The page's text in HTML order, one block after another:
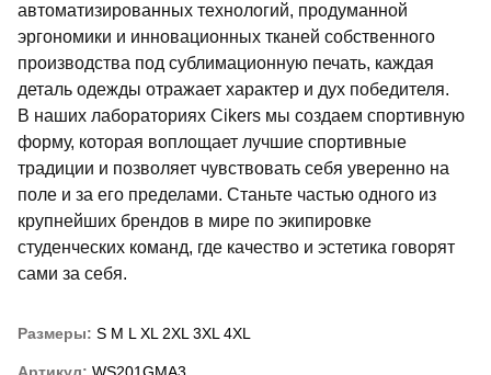
автоматизированных технологий, продуманной
эргономики и инновационных тканей собственного
производства под сублимационную печать, каждая
деталь одежды отражает характер и дух победителя.
В наших лабораториях Cikers мы создаем спортивную
форму, которая воплощает лучшие спортивные
традиции и позволяет чувствовать себя уверенно на
поле и за его пределами. Станьте частью одного из
крупнейших брендов в мире по экипировке
студенческих команд, где качество и эстетика говорят
сами за себя.
Размеры: S M L XL 2XL 3XL 4XL